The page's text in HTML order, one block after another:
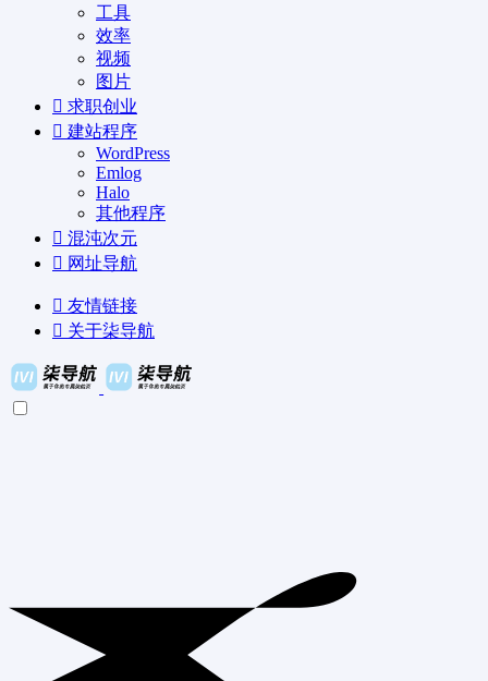
工具
效率
视频
图片
求职创业
建站程序
WordPress
Emlog
Halo
其他程序
混沌次元
网址导航
友情链接
关于柒导航